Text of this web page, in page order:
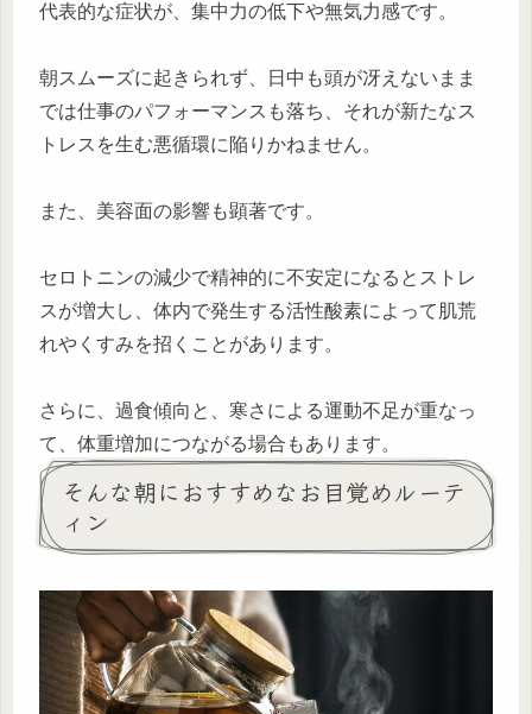
代表的な症状が、集中力の低下や無気力感です。
朝スムーズに起きられず、日中も頭が冴えないまま
では仕事のパフォーマンスも落ち、それが新たなス
トレスを生む悪循環に陥りかねません。
また、美容面の影響も顕著です。
セロトニンの減少で精神的に不安定になるとストレ
スが増大し、体内で発生する活性酸素によって肌荒
れやくすみを招くことがあります。
さらに、過食傾向と、寒さによる運動不足が重なっ
て、体重増加につながる場合もあります。
そんな朝におすすめなお目覚めルーテ
ィン